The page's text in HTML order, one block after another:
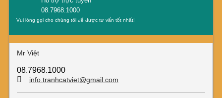
08.7968.1000
Vui lòng gọi cho chúng tôi để được tư vấn tốt nhất!
Mr Việt
08.7968.1000
info.tranhcatviet@gmail.com